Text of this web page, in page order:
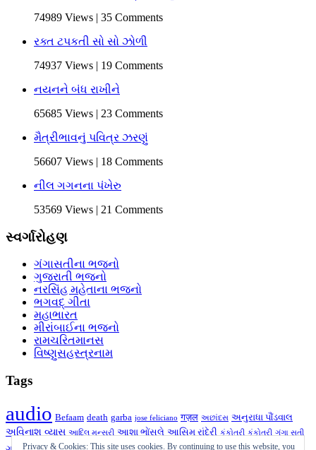
74989 Views | 35 Comments
રક્ત ટપકતી સો સો ઝોળી
74937 Views | 19 Comments
નયનને બંધ રાખીને
65685 Views | 23 Comments
મૈત્રીભાવનું પવિત્ર ઝરણું
56607 Views | 18 Comments
નીલ ગગનના પંખેરુ
53569 Views | 21 Comments
સ્વર્ગારોહણ
ગંગાસતીના ભજનો
ગુજરાતી ભજનો
નરસિંહ મહેતાના ભજનો
ભગવદ્ ગીતા
મહાભારત
મીરાંબાઈના ભજનો
રામચરિતમાનસ
વિષ્ણુસહસ્ત્રનામ
Tags
audio Befaam death garba jose feliciano गज़ल અછાંદસ અનુરાધા પૌંડવાલ
અવિનાશ વ્યાસ આદિલ મન્સૂરી આશા ભોંસલે આસિમ રાંદેરી કંકોતરી કંકોત્રી ગંગા સતી
Privacy & Cookies: This site uses cookies. By continuing to use this website, you